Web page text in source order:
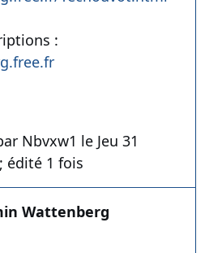
:
Nbvxw1 le Jeu 31
édité 1 fois
Wattenberg